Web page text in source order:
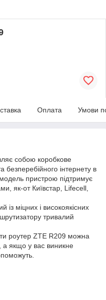
Оплата Умови
собою коробкове
безперебійного інтернету в
пристрою підтримує
як-от Київстар, Lifecell,
із міцних і високоякісних
тривалий
роутер ZTE R209 можна
а якщо у вас виникне